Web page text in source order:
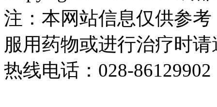
注：本网站信息仅供参
服用药物或进行治疗时
热线电话：028-86129902